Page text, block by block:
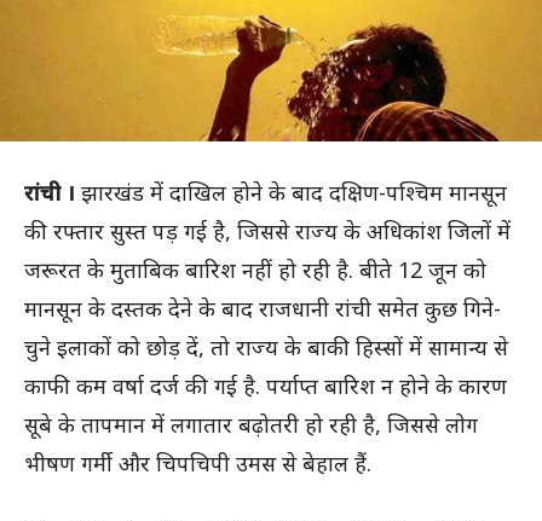
रांची । झारखंड में दाखिल होने के बाद दक्षिण-पश्चिम मानसून
की रफ्तार सुस्त पड़ गई है, जिससे राज्य के अधिकांश जिलों में
जरूरत के मुताबिक बारिश नहीं हो रही है. बीते 12 जून को
मानसून के दस्तक देने के बाद राजधानी रांची समेत कुछ गिने-
चुने इलाकों को छोड़ दें, तो राज्य के बाकी हिस्सों में सामान्य से
काफी कम वर्षा दर्ज की गई है. पर्याप्त बारिश न होने के कारण
सूबे के तापमान में लगातार बढ़ोतरी हो रही है, जिससे लोग
भीषण गर्मी और चिपचिपी उमस से बेहाल हैं.